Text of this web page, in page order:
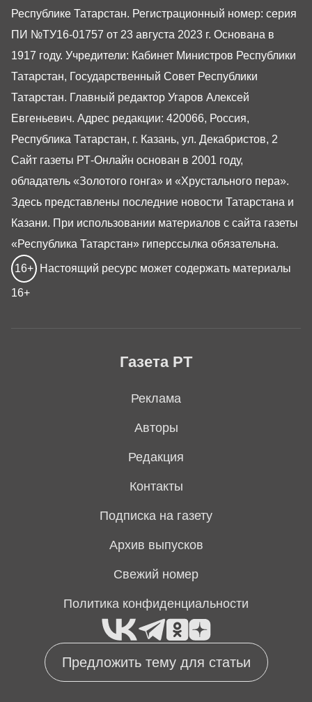
Предложить тему для статьи
Газета РТ
Реклама
Авторы
Редакция
Контакты
Подписка на газету
Архив выпусков
Свежий номер
Политика конфиденциальности
Республике Татарстан. Регистрационный номер: серия
ПИ №ТУ16-01757 от 23 августа 2023 г. Основана в
1917 году. Учредители: Кабинет Министров Республики
Татарстан, Государственный Совет Республики
Татарстан. Главный редактор Угаров Алексей
Евгеньевич. Адрес редакции: 420066, Россия,
Республика Татарстан, г. Казань, ул. Декабристов, 2
Сайт газеты РТ-Онлайн основан в 2001 году,
обладатель «Золотого гонга» и «Хрустального пера».
Здесь представлены последние новости Татарстана и
Казани. При использовании материалов с сайта газеты
«Республика Татарстан» гиперссылка обязательна.
16+ Настоящий ресурс может содержать материалы
16+